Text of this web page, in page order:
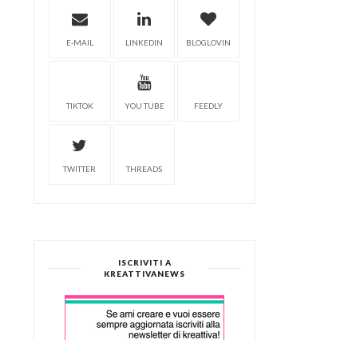
E-MAIL LINKEDIN BLOGLOVIN
TIKTOK YOU TUBE FEEDLY
TWITTER THREADS
ISCRIVITI A
KREATTIVANEWS